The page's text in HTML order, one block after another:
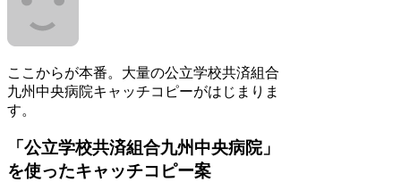
ここからが本番。大量の公立学校共済組合
九州中央病院キャッチコピーがはじまりま
す。
「公立学校共済組合九州中央病院」
を使ったキャッチコピー案